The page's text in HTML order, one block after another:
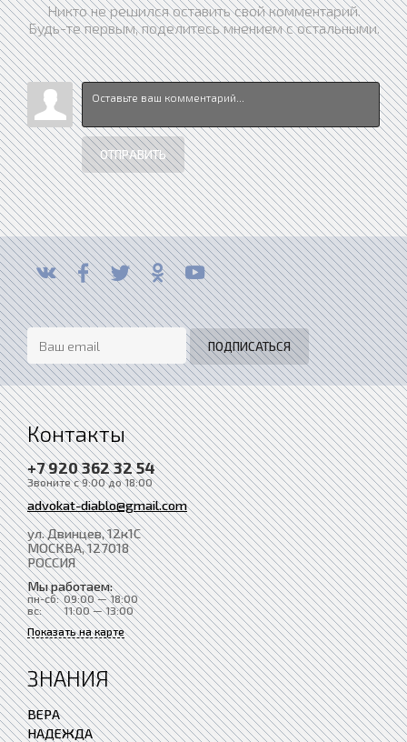
Никто не решился оставить свой комментарий.
Будь-те первым, поделитесь мнением с остальными.
ОТПРАВИТЬ
Контакты
+7 920 362 32 54
Звоните с 9:00 до 18:00
advokat-diablo@gmail.com
ул. Двинцев, 12к1С
МОСКВА, 127018
РОССИЯ
Мы работаем:
пн-сб: 09:00 — 18:00
вс:
11:00 — 13:00
Показать на карте
ЗНАНИЯ
ВЕРА
НАДЕЖДА